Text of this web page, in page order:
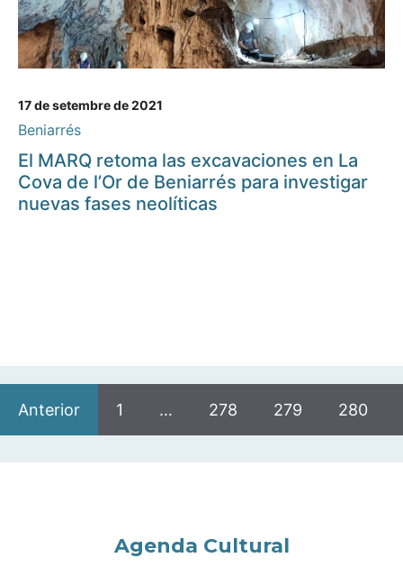
17 de setembre de 2021
Beniarrés
El MARQ retoma las excavaciones en La
Cova de l’Or de Beniarrés para investigar
nuevas fases neolíticas
Anterior 1 … 278 279 280
Agenda Cultural